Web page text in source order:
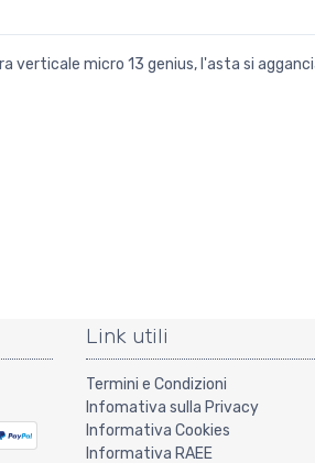
verticale micro 13 genius, l'asta si
Link utili
Termini e Condizioni
Infomativa sulla Privacy
Informativa Cookies
Informativa RAEE